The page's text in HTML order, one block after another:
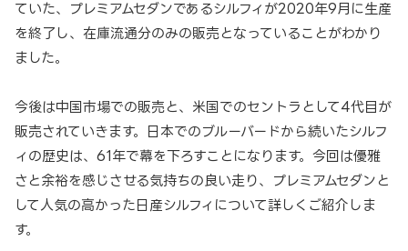
ていた、プレミアムセダンであるシルフィが2020年9月に生産
を終了し、在庫流通分のみの販売となっていることがわかり
ました。
今後は中国市場での販売と、米国でのセントラとして4代目が
販売されていきます。日本でのブルーバードから続いたシルフ
ィの歴史は、61年で幕を下ろすことになります。今回は優雅
さと余裕を感じさせる気持ちの良い走り、プレミアムセダンと
して人気の高かった日産シルフィについて詳しくご紹介しま
す。